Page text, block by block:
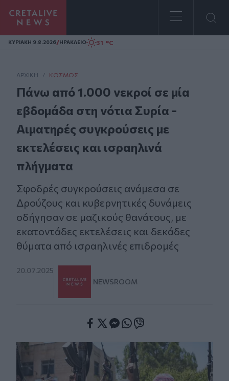
Homepage
ΚΥΡΙΑΚΗ 9.8.2026/ΗΡΑΚΛΕΙΟ 31 °C
ΑΡΧΙΚΗ / ΚΌΣΜΟΣ
Πάνω από 1.000 νεκροί σε μία
εβδομάδα στη νότια Συρία -
Αιματηρές συγκρούσεις με
εκτελέσεις και ισραηλινά
πλήγματα
Σφοδρές συγκρούσεις ανάμεσα σε
Δρούζους και κυβερνητικές δυνάμεις
οδήγησαν σε μαζικούς θανάτους, με
εκατοντάδες εκτελέσεις και δεκάδες
θύματα από ισραηλινές επιδρομές
20.07.2025
NEWSROOM